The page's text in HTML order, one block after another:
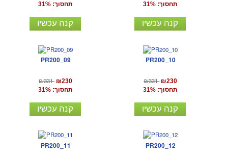
תחסוך: 31%
קנה עכשיו
תחסוך: 31%
קנה עכשיו
PR200_09
₪331 ₪230
תחסוך: 31%
קנה עכשיו
PR200_10
₪331 ₪230
תחסוך: 31%
קנה עכשיו
PR200_11 PR200_12